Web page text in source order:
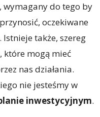
wymagany do tego by
oczekiwane
Istnieje także, szereg
które mogą mieć
nas działania.
nie jesteśmy w
inwestycyjnym.